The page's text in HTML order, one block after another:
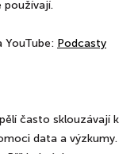
používají.
YouTube: Podcasty
často sklouzávají k
data a výzkumy.